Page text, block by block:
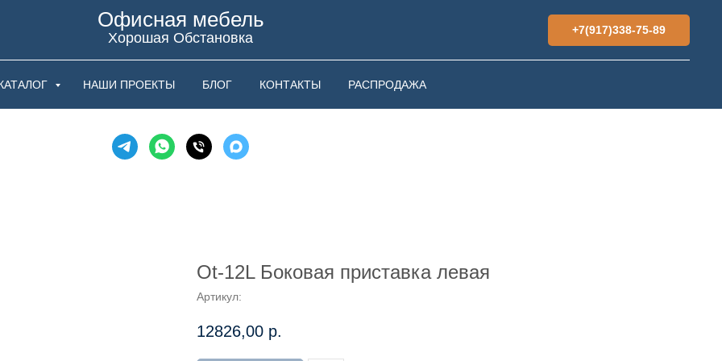
Офисная мебель
Хорошая Обстановка +7(917)338-75-89
НАШИ ПРОЕКТЫ БЛОГ КОНТАКТЫ РАСПРОДАЖА
Ot-12L Боковая приставка левая
Артикул:
12826,00 р.